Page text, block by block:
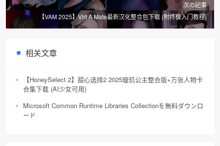
次の記事
【VAM 2025】Virt A Mate最新汉化整合包下载 (附终极入门教程)
相关文章
【HoneySelect 2】甜心选择2 2025璇玑公主整合版+万张人物卡
合集下载 (AI少女可用)
Microsoft Common Runtime Libraries Collectionを無料ダウンロ
ード